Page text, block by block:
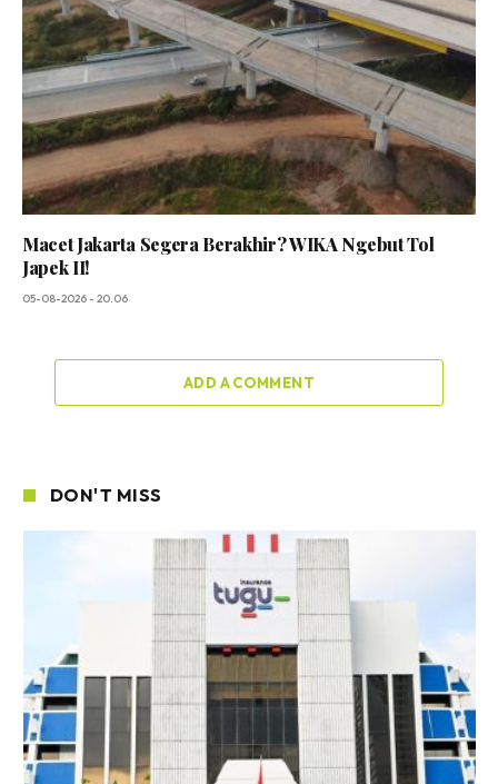
Macet Jakarta Segera Berakhir? WIKA Ngebut Tol
Japek II!
05-08-2026 - 20.06
ADD A COMMENT
DON'T MISS